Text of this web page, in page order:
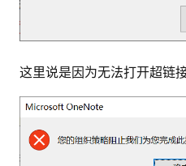
这里说是因为无法打开超链